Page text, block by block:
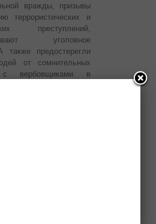
вражды, призывы
террористических и
преступлений,
уголовное
также предостерегли
от сомнительных
с вербовщиками в